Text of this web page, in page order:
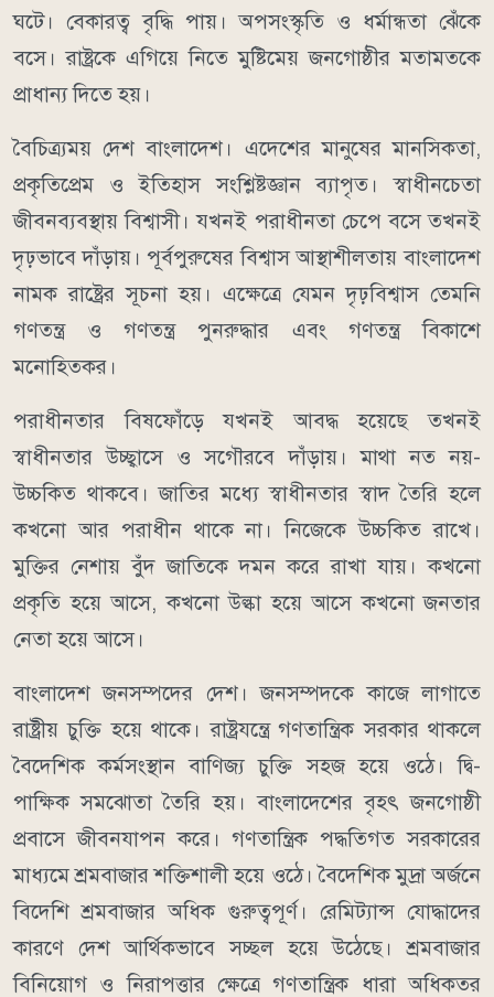
ঘটে। বেকারত্ব বৃদ্ধি পায়। অপসংস্কৃতি ও ধর্মান্ধতা ঝেঁকে
বসে। রাষ্ট্রকে এগিয়ে নিতে মুষ্টিমেয় জনগোষ্ঠীর মতামতকে
প্রাধান্য দিতে হয়।
বৈচিত্র্যময় দেশ বাংলাদেশ। এদেশের মানুষের মানসিকতা,
প্রকৃতিপ্রেম ও ইতিহাস সংশ্লিষ্টজ্ঞান ব্যাপৃত। স্বাধীনচেতা
জীবনব্যবস্থায় বিশ্বাসী। যখনই পরাধীনতা চেপে বসে তখনই
দৃঢ়ভাবে দাঁড়ায়। পূর্বপুরুষের বিশ্বাস আস্থাশীলতায় বাংলাদেশ
নামক রাষ্ট্রের সূচনা হয়। এক্ষেত্রে যেমন দৃঢ়বিশ্বাস তেমনি
গণতন্ত্র ও গণতন্ত্র পুনরুদ্ধার এবং গণতন্ত্র বিকাশে
মনোহিতকর।
পরাধীনতার বিষফোঁড়ে যখনই আবদ্ধ হয়েছে তখনই
স্বাধীনতার উচ্ছ্বাসে ও সগৌরবে দাঁড়ায়। মাথা নত নয়-
উচ্চকিত থাকবে। জাতির মধ্যে স্বাধীনতার স্বাদ তৈরি হলে
কখনো আর পরাধীন থাকে না। নিজেকে উচ্চকিত রাখে।
মুক্তির নেশায় বুঁদ জাতিকে দমন করে রাখা যায়। কখনো
প্রকৃতি হয়ে আসে, কখনো উল্কা হয়ে আসে কখনো জনতার
নেতা হয়ে আসে।
বাংলাদেশ জনসম্পদের দেশ। জনসম্পদকে কাজে লাগাতে
রাষ্ট্রীয় চুক্তি হয়ে থাকে। রাষ্ট্রযন্ত্রে গণতান্ত্রিক সরকার থাকলে
বৈদেশিক কর্মসংস্থান বাণিজ্য চুক্তি সহজ হয়ে ওঠে। দ্বি-
পাক্ষিক সমঝোতা তৈরি হয়। বাংলাদেশের বৃহৎ জনগোষ্ঠী
প্রবাসে জীবনযাপন করে। গণতান্ত্রিক পদ্ধতিগত সরকারের
মাধ্যমে শ্রমবাজার শক্তিশালী হয়ে ওঠে। বৈদেশিক মুদ্রা অর্জনে
বিদেশি শ্রমবাজার অধিক গুরুত্বপূর্ণ। রেমিট্যান্স যোদ্ধাদের
কারণে দেশ আর্থিকভাবে সচ্ছল হয়ে উঠেছে। শ্রমবাজার
বিনিয়োগ ও নিরাপত্তার ক্ষেত্রে গণতান্ত্রিক ধারা অধিকতর